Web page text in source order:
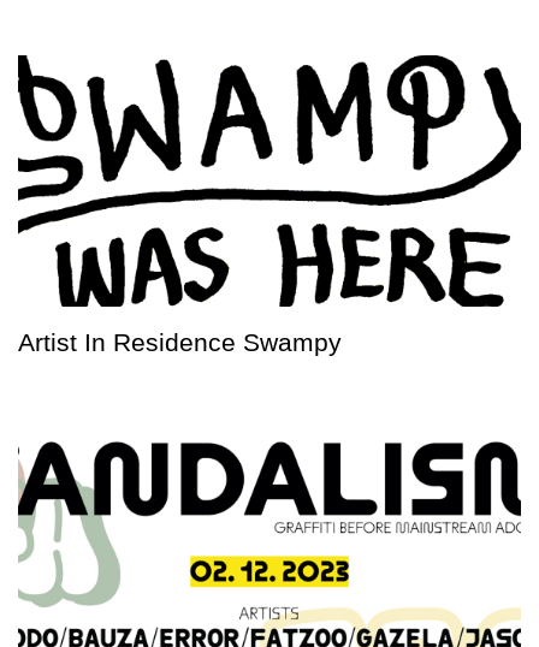
Artist In Residence Swampy